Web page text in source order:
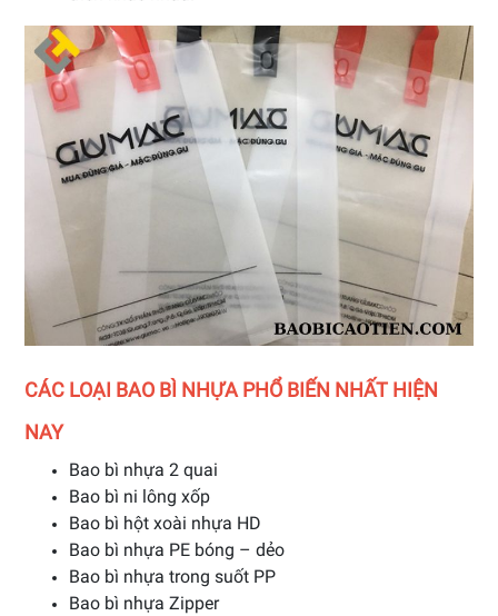
CÁC LOẠI BAO BÌ NHỰA PHỔ BIẾN NHẤT HIỆN
NAY
Bao bì nhựa 2 quai
Bao bì ni lông xốp
Bao bì hột xoài nhựa HD
Bao bì nhựa PE bóng – dẻo
Bao bì nhựa trong suốt PP
Bao bì nhựa Zipper